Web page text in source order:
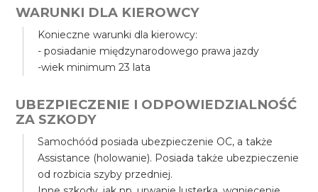
WARUNKI DLA KIEROWCY
Konieczne warunki dla kierowcy:
- posiadanie międzynarodowego prawa jazdy
-wiek minimum 23 lata
UBEZPIECZENIE I ODPOWIEDZIALNOŚĆ
ZA SZKODY
Samochóód posiada ubezpieczenie OC, a także
Assistance (holowanie). Posiada także ubezpieczenie
od rozbicia szyby przedniej.